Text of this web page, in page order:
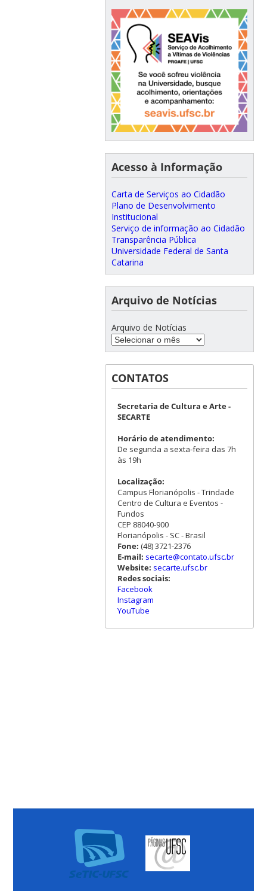
Acesso à Informação
Carta de Serviços ao Cidadão
Plano de Desenvolvimento
Institucional
Serviço de informação ao Cidadão
Transparência Pública
Universidade Federal de Santa
Catarina
Arquivo de Notícias
Arquivo de Notícias
CONTATOS
Secretaria de Cultura e Arte -
SECARTE
Horário de atendimento:
De segunda a sexta-feira das 7h
às 19h
Localização:
Campus Florianópolis - Trindade
Centro de Cultura e Eventos -
Fundos
CEP 88040-900
Florianópolis - SC - Brasil
Fone: (48) 3721-2376
E-mail: secarte@contato.ufsc.br
Website: secarte.ufsc.br
Redes sociais:
Facebook
Instagram
YouTube